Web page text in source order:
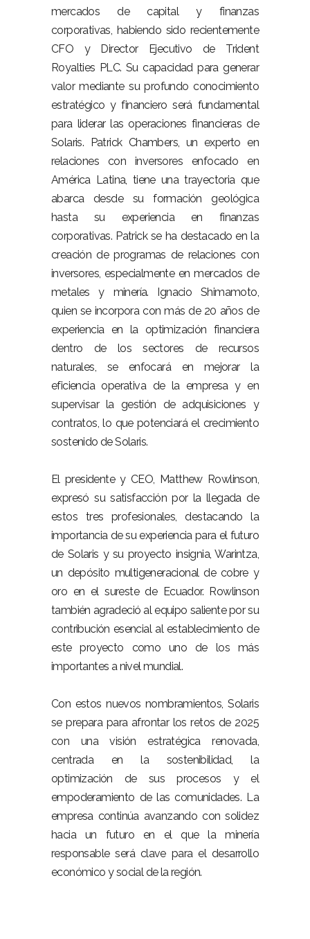
mercados de capital y finanzas
corporativas, habiendo sido recientemente
CFO y Director Ejecutivo de Trident
Royalties PLC. Su capacidad para generar
valor mediante su profundo conocimiento
estratégico y financiero será fundamental
para liderar las operaciones financieras de
Solaris. Patrick Chambers, un experto en
relaciones con inversores enfocado en
América Latina, tiene una trayectoria que
abarca desde su formación geológica
hasta su experiencia en finanzas
corporativas. Patrick se ha destacado en la
creación de programas de relaciones con
inversores, especialmente en mercados de
metales y minería. Ignacio Shimamoto,
quien se incorpora con más de 20 años de
experiencia en la optimización financiera
dentro de los sectores de recursos
naturales, se enfocará en mejorar la
eficiencia operativa de la empresa y en
supervisar la gestión de adquisiciones y
contratos, lo que potenciará el crecimiento
sostenido de Solaris.
El presidente y CEO, Matthew Rowlinson,
expresó su satisfacción por la llegada de
estos tres profesionales, destacando la
importancia de su experiencia para el futuro
de Solaris y su proyecto insignia, Warintza,
un depósito multigeneracional de cobre y
oro en el sureste de Ecuador. Rowlinson
también agradeció al equipo saliente por su
contribución esencial al establecimiento de
este proyecto como uno de los más
importantes a nivel mundial.
Con estos nuevos nombramientos, Solaris
se prepara para afrontar los retos de 2025
con una visión estratégica renovada,
centrada en la sostenibilidad, la
optimización de sus procesos y el
empoderamiento de las comunidades. La
empresa continúa avanzando con solidez
hacia un futuro en el que la minería
responsable será clave para el desarrollo
económico y social de la región.